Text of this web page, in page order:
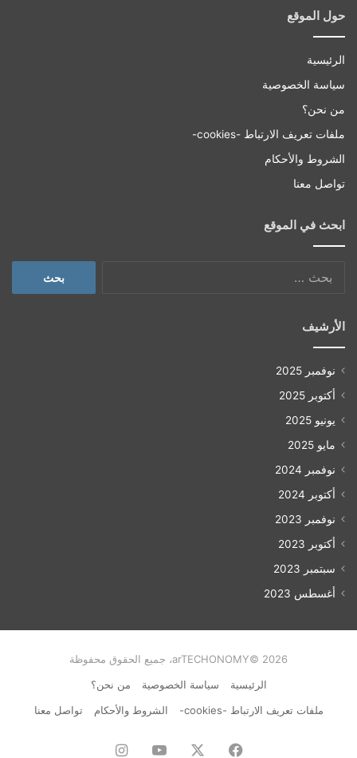
حول الموقع
الرئيسية
سياسة الخصوصية
من نحن؟
ملفات تعريف الارتباط -cookies-
الشروط والأحكام
تواصل معنا
ابحث في الموقع
الأرشيف
نوفمبر 2025
أكتوبر 2025
يونيو 2025
مايو 2025
نوفمبر 2024
أكتوبر 2024
نوفمبر 2023
أكتوبر 2023
سبتمبر 2023
أغسطس 2023
arTECHONOMY© 2026، جميع الحقوق محفوظة
الرئيسية
سياسة الخصوصية
من نحن؟
ملفات تعريف الارتباط -cookies-
الشروط والأحكام تواصل معنا
فيسبوك ‫YouTubeانستقرام